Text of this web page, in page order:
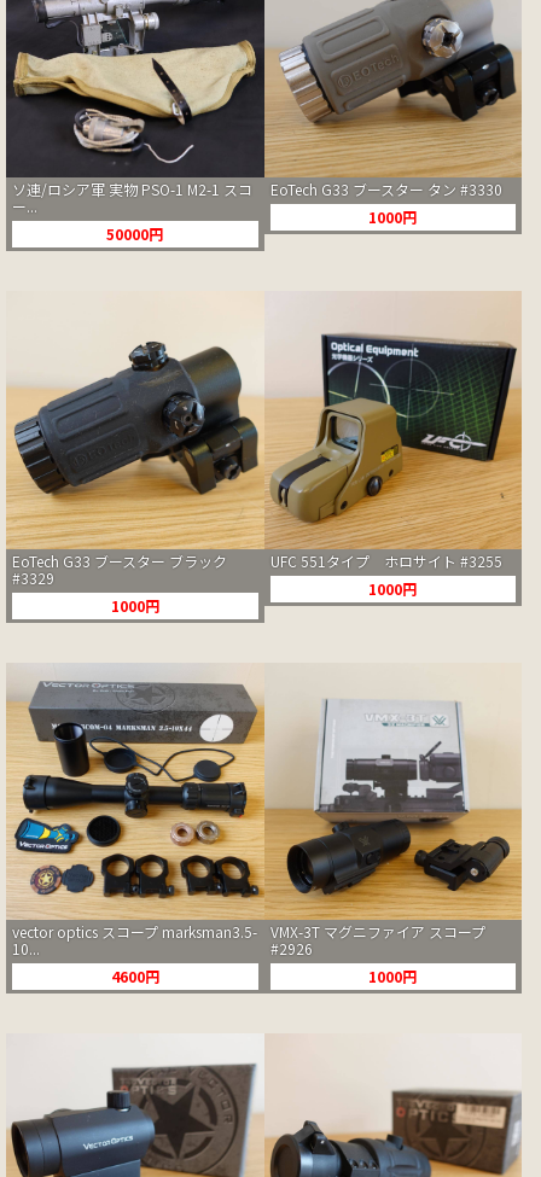
ソ連/ロシア軍 実物 PSO-1 M2-1 スコ
ー...
50000円
EoTech G33 ブースター タン #3330
1000円
EoTech G33 ブースター ブラック
#3329
1000円
UFC 551タイプ ホロサイト #3255
1000円
vector optics スコープ marksman3.5-
10...
4600円
VMX-3T マグニファイア スコープ
#2926
1000円